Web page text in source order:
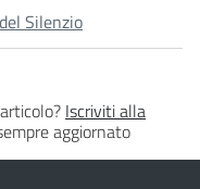
Silenzio
Iscriviti alla
aggiornato